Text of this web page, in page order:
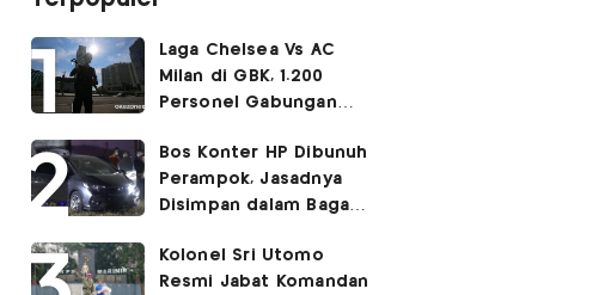
Laga Chelsea Vs AC
Milan di GBK, 1.200
Personel Gabungan
Bos Konter HP Dibunuh
Perampok, Jasadnya
Disimpan dalam Bagasi
Kolonel Sri Utomo
Resmi Jabat Komandan